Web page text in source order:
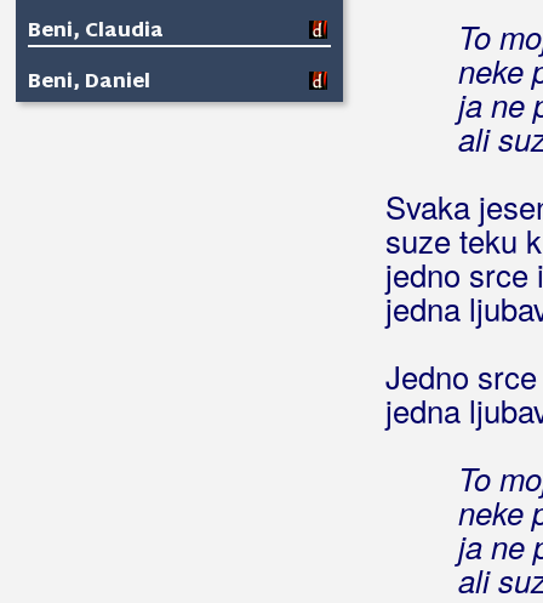
Beni, Claudia
Beni, Daniel
To
neke
ja ne
ali
Svaka
suze teku
jedno srce
jedna
Jedno
jedna
To
neke
ja ne
ali